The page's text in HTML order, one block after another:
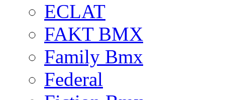
ECLAT
FAKT BMX
Family Bmx
Federal